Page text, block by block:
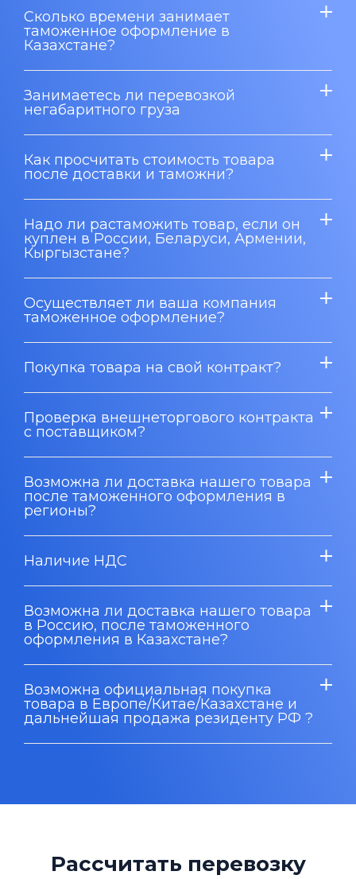
Сколько времени занимает
таможенное оформление в
Казахстане?
Занимаетесь ли перевозкой
негабаритного груза
Как просчитать стоимость товара
после доставки и таможни?
Надо ли растаможить товар, если он
куплен в России, Беларуси, Армении,
Кыргызстане?
Осуществляет ли ваша компания
таможенное оформление?
Покупка товара на свой контракт?
Проверка внешнеторгового контракта
с поставщиком?
Возможна ли доставка нашего товара
после таможенного оформления в
регионы?
Наличие НДС
Возможна ли доставка нашего товара
в Россию, после таможенного
оформления в Казахстане?
Возможна официальная покупка
товара в Европе/Китае/Казахстане и
дальнейшая продажа резиденту РФ ?
Рассчитать перевозку